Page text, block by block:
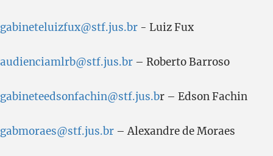
gabineteluizfux@stf.jus.br - Luiz Fux
audienciamlrb@stf.jus.br – Roberto Barroso
gabineteedsonfachin@stf.jus.br – Edson Fachin
gabmoraes@stf.jus.br – Alexandre de Moraes